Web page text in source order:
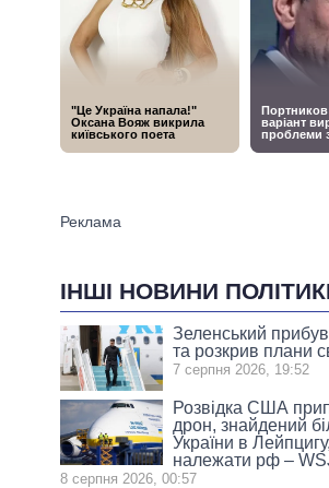
ІНШІ НОВИНИ
Зеленський
та розкрив плани
7 серпня 2026, 19:52
Розвідка США
дрон, знайдений
України в
належати рф –
8 серпня 2026, 00:57